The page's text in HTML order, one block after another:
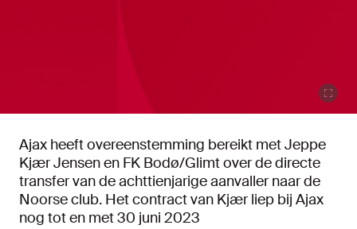
Ajax heeft overeenstemming bereikt met Jeppe
Kjær Jensen en FK Bodø/Glimt over de directe
transfer van de achttienjarige aanvaller naar de
Noorse club. Het contract van Kjær liep bij Ajax
nog tot en met 30 juni 2023